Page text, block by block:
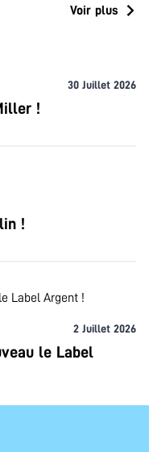
Voir plus
30 Juillet 2026
!
!
2 Juillet 2026
le Label